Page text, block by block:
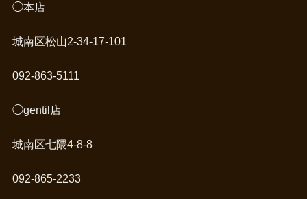
◯本店
城南区松山2-34-17-101
092-863-5111
◯gentil店
城南区七隈4-8-8
092-865-2233